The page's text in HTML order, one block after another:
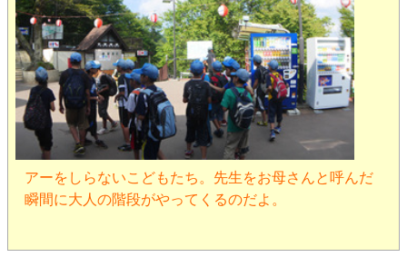
アーをしらないこどもたち。先生をお母さんと呼んだ
瞬間に大人の階段がやってくるのだよ。